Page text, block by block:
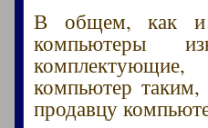
В общем, как и
компьютеры
компьютер
продавцу